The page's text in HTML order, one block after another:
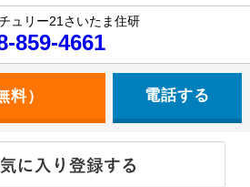
ュリー21さいたま住研
859-4661
電話する